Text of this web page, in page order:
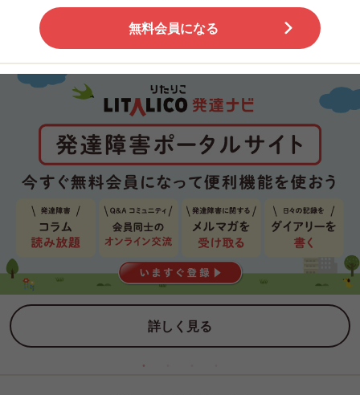
無料会員になる
詳しく見る